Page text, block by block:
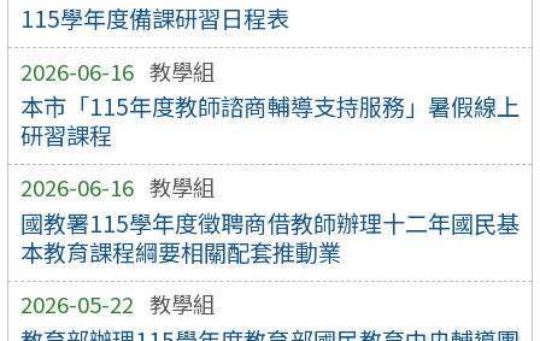
115學年度備課研習日程表
2026-06-16 教學組
本市「115年度教師諮商輔導支持服務」暑假線上
研習課程
2026-06-16 教學組
國教署115學年度徵聘商借教師辦理十二年國民基
本教育課程綱要相關配套推動業
2026-05-22 教學組